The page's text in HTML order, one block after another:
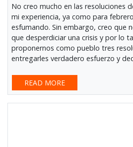
No creo mucho en las resoluciones
mi experiencia, ya como para
esfumando. Sin embargo, creo que
que desperdiciar una crisis y por lo
proponernos como pueblo tres
entregarles verdadero esfuerzo y
READ MORE